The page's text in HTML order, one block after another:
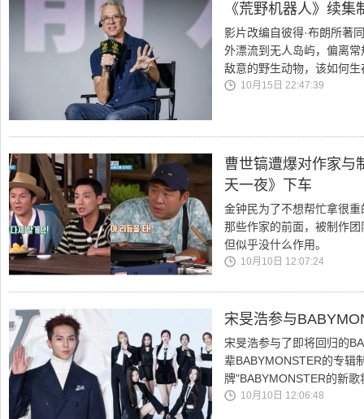
《荒野机器人》续
影片改编自彼得·布朗所著
外漂流到无人岛屿，偏离
敌意的野生动物，该如何
10月15日 22:47:39
曹世镐遭爆对作家与
天一夜》下车
金钟民为了不想帮忙拿很
那些作家的前面，被制作
但似乎没什么作用。
10月10日 12:07:24
宋旻浩参与
宋旻浩参与了即将回归的
辈BABYMONSTER的专辑
牌"BABYMONSTER的新
10月10日 12:06:48